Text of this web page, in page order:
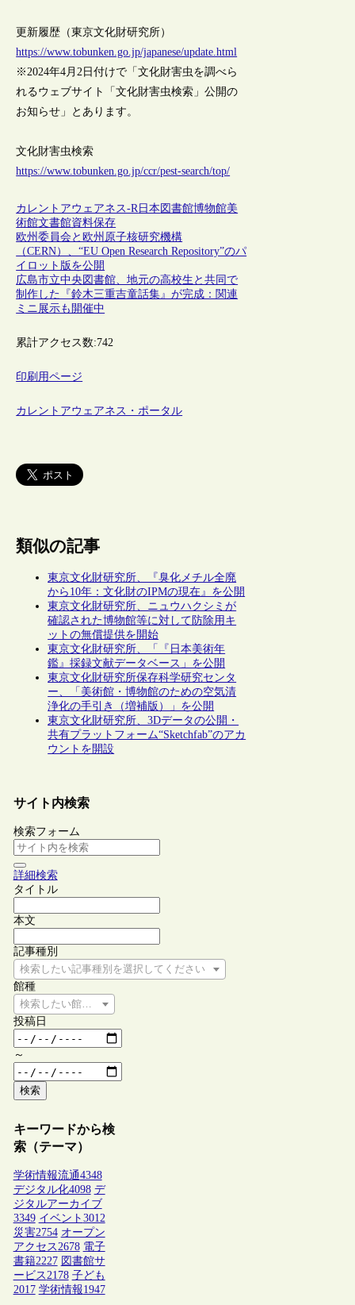
更新履歴（東京文化財研究所）
https://www.tobunken.go.jp/japanese/update.html
※2024年4月2日付けで「文化財害虫を調べら
れるウェブサイト「文化財害虫検索」公開の
お知らせ」とあります。
文化財害虫検索
https://www.tobunken.go.jp/ccr/pest-search/top/
カレントアウェアネス-R 日本図書館博物館美
術館文書館資料保存
欧州委員会と欧州原子核研究機構
（CERN）、“EU Open Research Repository”のパ
イロット版を公開
広島市立中央図書館、地元の高校生と共同で
制作した『鈴木三重吉童話集』が完成：関連
ミニ展示も開催中
累計アクセス数:742
印刷用ページ
カレントアウェアネス・ポータル
類似の記事
東京文化財研究所、『臭化メチル全廃
から10年：文化財のIPMの現在』を公開
東京文化財研究所、ニュウハクシミが
確認された博物館等に対して防除用キ
ットの無償提供を開始
東京文化財研究所、「『日本美術年
鑑』採録文献データベース」を公開
東京文化財研究所保存科学研究センタ
ー、「美術館・博物館のための空気清
浄化の手引き（増補版）」を公開
東京文化財研究所、3Dデータの公開・
共有プラットフォーム“Sketchfab”のアカ
ウントを開設
サイト内検索
検索フォーム
詳細検索
タイトル
本文
記事種別
検索したい記事種別を選択してください
館種
検索したい館種を選択してください
投稿日
～
検索
キーワードから検
索（テーマ）
学術情報流通4348
デジタル化4098 デ
ジタルアーカイブ
3349 イベント 3012
災害2754 オープン
アクセス2678 電子
書籍2227 図書館サ
ービス2178 子ども
2017 学術情報1947